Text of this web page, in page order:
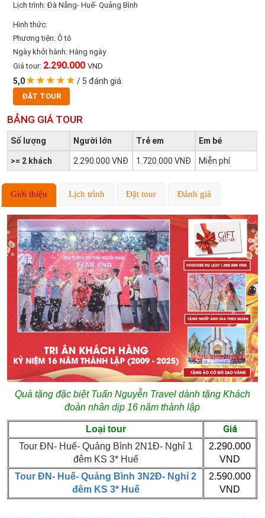
Lịch trình: Đà Nẵng- Huế- Quảng Bình
Hình thức:
Phương tiện: Ô tô
Ngày khởi hành: Hằng ngày
Giá tour: 2.290.000VND
5,0 / 5 đánh giá.
ĐẶT TOUR
BẢNG GIÁ TOUR
Số lượng Người lớn Trẻ em Em bé
>= 2 khách 2.290.000 VNĐ 1.720.000 VNĐ Miễn phí
Giới thiệu Lịch trình Đặt tour Đánh giá
Quà tặng đặc biệt Tuấn Nguyễn Travel dành tặng Khách
đoàn nhân dịp 16 năm thành lập
Loại tour Giá
Tour ĐN- Huế- Quảng Bình 2N1Đ- Nghỉ 1
đêm KS 3* Huế
2.290.000
VND
Tour ĐN- Huế- Quảng Bình 3N2Đ- Nghỉ 2
đêm KS 3* Huế
2.590.000
VND